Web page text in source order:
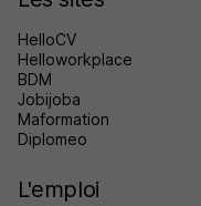
HelloCV
Helloworkplace
BDM
Jobijoba
Maformation
Diplomeo
L'emploi